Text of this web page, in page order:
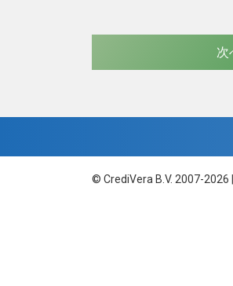
© CrediVera B.V. 2007-2026 |